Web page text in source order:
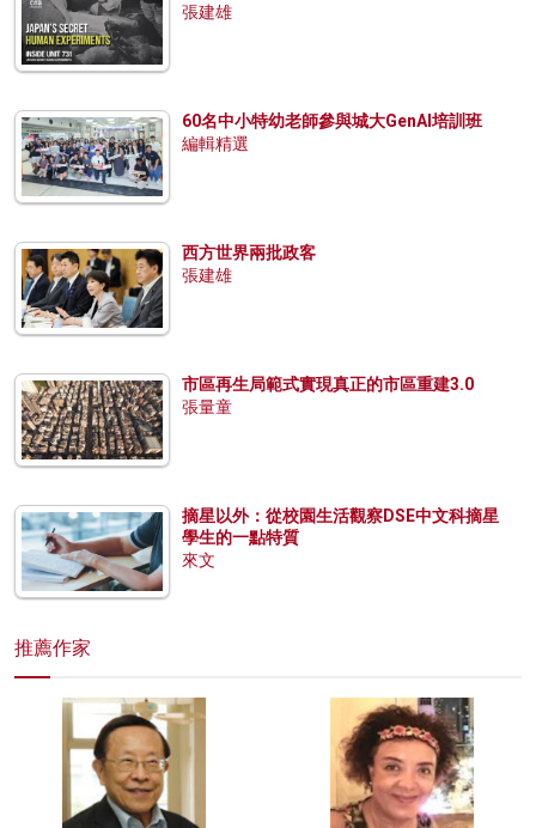
張建雄
60名中小特幼老師參與城大GenAI培訓班
編輯精選
西方世界兩批政客
張建雄
市區再生局範式實現真正的市區重建3.0
張量童
摘星以外：從校園生活觀察DSE中文科摘星
學生的一點特質
來文
推薦作家